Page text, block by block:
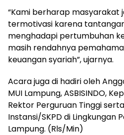
“Kami berharap masyarakat
termotivasi karena
menghadapi pertumbuhan
masih rendahnya
keuangan syariah”, ujarnya.
Acara juga di hadiri oleh
MUI Lampung, ASBISINDO,
Rektor Perguruan Tinggi
Instansi/SKPD di Lingkungan
Lampung. (Rls/Min)